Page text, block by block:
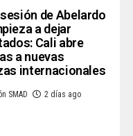
de Abelardo
a dejar
Cali abre
a nuevas
internacionales
SMAD 2 días ago